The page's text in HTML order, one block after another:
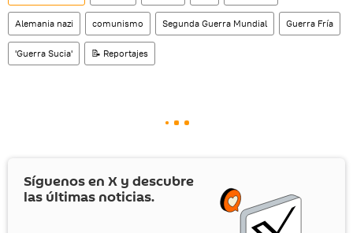
Alemania nazi comunismo Segunda Guerra Mundial Guerra Fría
'Guerra Sucia' 📝 Reportajes
Síguenos en X y descubre
las últimas noticias.